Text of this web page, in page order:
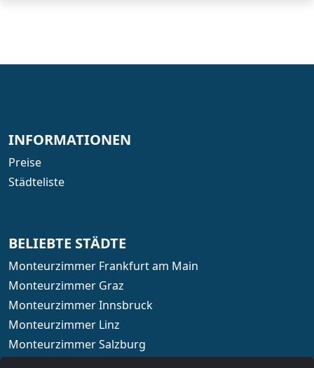
INFORMATIONEN
Preise
Städteliste
BELIEBTE STÄDTE
Monteurzimmer Frankfurt am Main
Monteurzimmer Graz
Monteurzimmer Innsbruck
Monteurzimmer Linz
Monteurzimmer Salzburg